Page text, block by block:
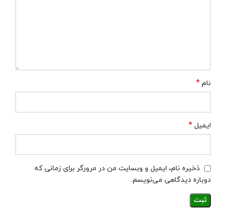
نام *
ایمیل *
ذخیره نام، ایمیل و وبسایت من در مرورگر برای زمانی که
دوباره دیدگاهی می‌نویسم.